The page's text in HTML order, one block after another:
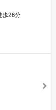
歩26分